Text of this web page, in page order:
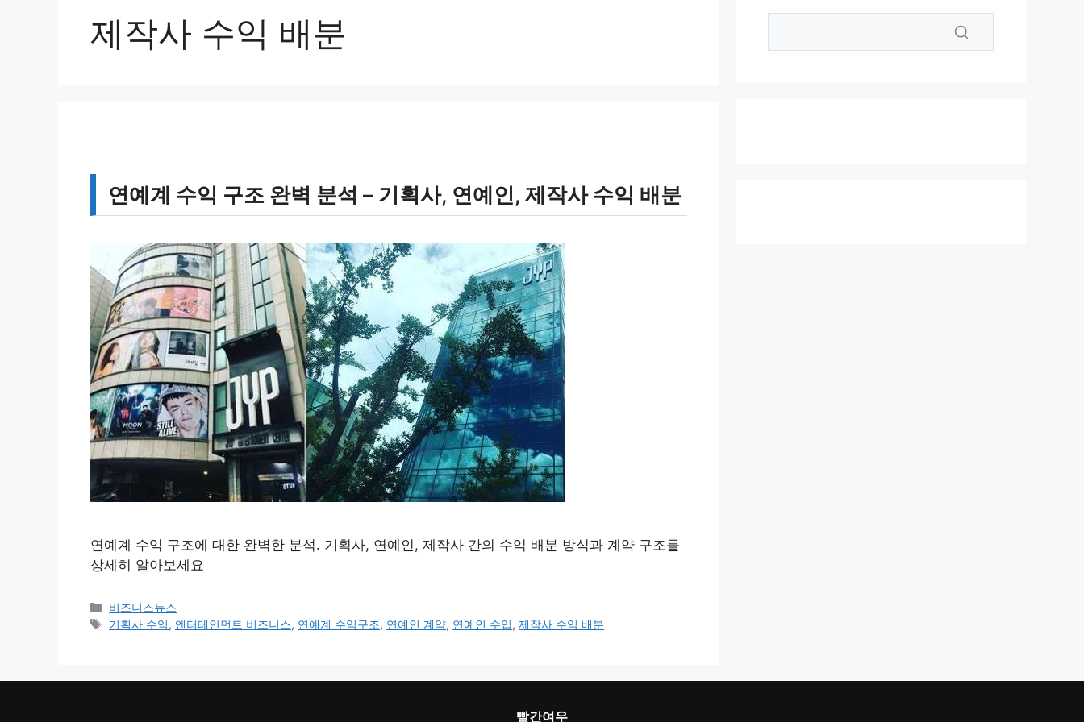
제작사 수익 배분
연예계 수익 구조 완벽 분석 – 기획사, 연예인, 제작사 수익 배분
연예계 수익 구조에 대한 완벽한 분석. 기획사, 연예인, 제작사 간의 수익 배분 방식과 계약 구조를
상세히 알아보세요
카
테
비즈니스뉴스
태
기획사 수익, 엔터테인먼트 비즈니스, 연예계 수익구조, 연예인 계약, 연예인 수입,제작사 수익 배분
빨간여우